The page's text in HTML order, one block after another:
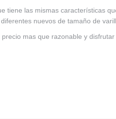
tiene las mismas características
nuevos de tamaño de
mas que razonable y